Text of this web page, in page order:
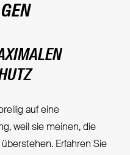
auf eine
weil sie meinen, die
Erfahren Sie